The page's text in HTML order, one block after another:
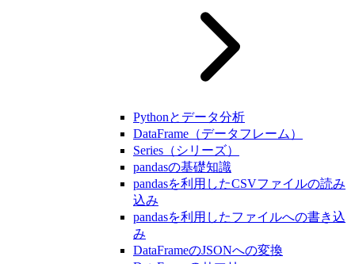
Pythonとデータ分析
DataFrame（データフレーム）
Series（シリーズ）
pandasの基礎知識
pandasを利用したCSVファイルの読み
込み
pandasを利用したファイルへの書き込
み
DataFrameのJSONへの変換